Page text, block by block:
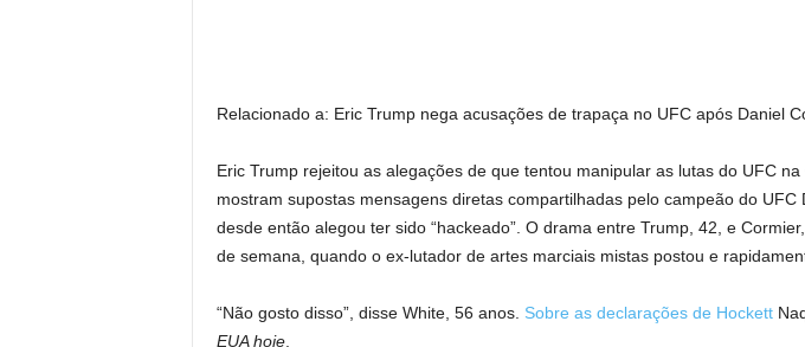
Relacionado a: Eric Trump nega acusações de trapaça no UFC após Daniel
Eric Trump rejeitou as alegações de que tentou manipular as lutas do UFC
mostram supostas mensagens diretas compartilhadas pelo campeão do UFC
desde então alegou ter sido “hackeado”. O drama entre Trump, 42, e
de semana, quando o ex-lutador de artes marciais mistas postou e
“Não gosto disso”, disse White, 56 anos. Sobre as declarações de Hockett
EUA hoje.